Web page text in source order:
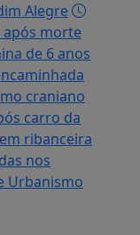
Alegre
após morte
de 6 anos
craniano
carro da
ribanceira
nos
Urbanismo